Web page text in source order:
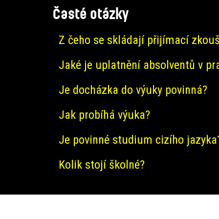
Časté otázky
Z čeho se skládají přijímací
Jaké je uplatnění absolventů v
Je docházka do výuky povinná?
Jak probíhá výuka?
Je povinné studium cizího
Kolik stojí školné?